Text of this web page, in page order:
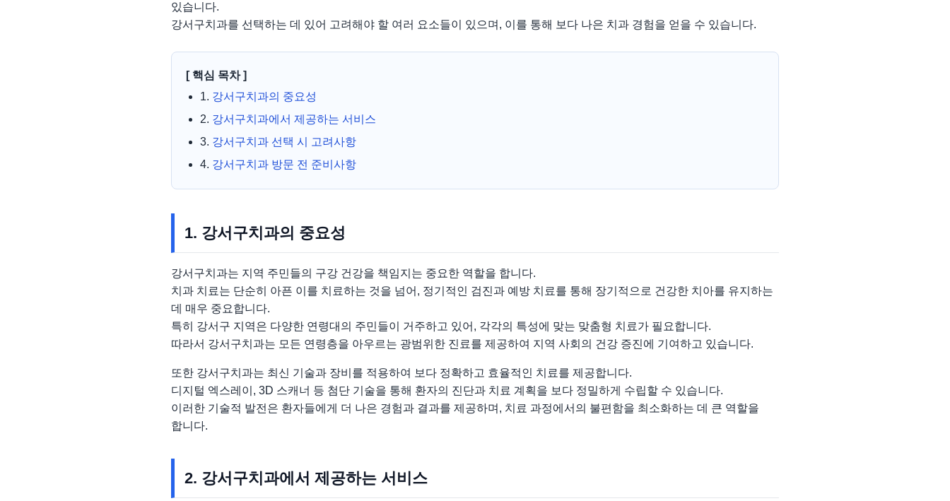
있습니다.
강서구치과를 선택하는 데 있어 고려해야 할 여러 요소들이 있으며, 이를 통해 보다 나은 치과 경험을 얻을 수 있습니다.
[ 핵심 목차 ]
1. 강서구치과의 중요성
2. 강서구치과에서 제공하는 서비스
3. 강서구치과 선택 시 고려사항
4. 강서구치과 방문 전 준비사항
1. 강서구치과의 중요성
강서구치과는 지역 주민들의 구강 건강을 책임지는 중요한 역할을 합니다.
치과 치료는 단순히 아픈 이를 치료하는 것을 넘어, 정기적인 검진과 예방 치료를 통해 장기적으로 건강한 치아를 유지하는
데 매우 중요합니다.
특히 강서구 지역은 다양한 연령대의 주민들이 거주하고 있어, 각각의 특성에 맞는 맞춤형 치료가 필요합니다.
따라서 강서구치과는 모든 연령층을 아우르는 광범위한 진료를 제공하여 지역 사회의 건강 증진에 기여하고 있습니다.
또한 강서구치과는 최신 기술과 장비를 적용하여 보다 정확하고 효율적인 치료를 제공합니다.
디지털 엑스레이, 3D 스캐너 등 첨단 기술을 통해 환자의 진단과 치료 계획을 보다 정밀하게 수립할 수 있습니다.
이러한 기술적 발전은 환자들에게 더 나은 경험과 결과를 제공하며, 치료 과정에서의 불편함을 최소화하는 데 큰 역할을
합니다.
2. 강서구치과에서 제공하는 서비스